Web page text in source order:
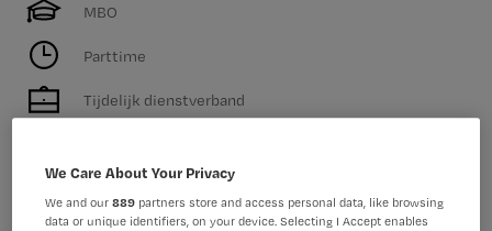
MBO
Parttime
Tijdelijk dienstverband
Bekijk vacature
We Care About Your Privacy
We and our889 partners store and access personal data, like browsing
data or unique identifiers, on your device. Selecting I Accept enables